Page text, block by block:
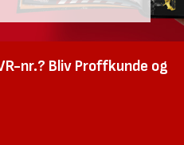
nr.? Bliv Proffkunde og